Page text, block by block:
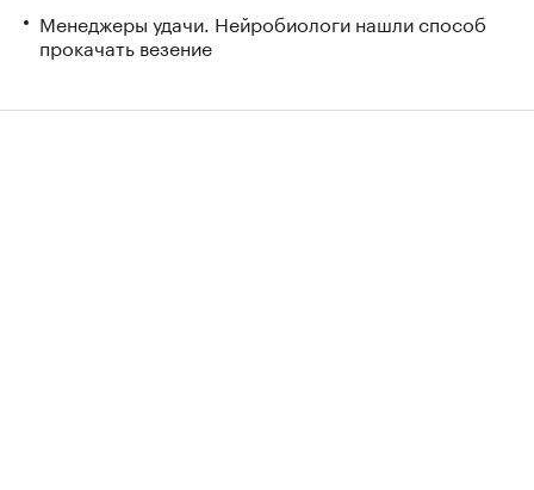
Менеджеры удачи. Нейробиологи нашли способ
прокачать везение